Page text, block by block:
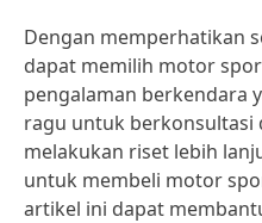
Dengan memperhatikan
dapat memilih motor
pengalaman berkendara
ragu untuk
melakukan riset lebih
untuk membeli motor
artikel ini dapat